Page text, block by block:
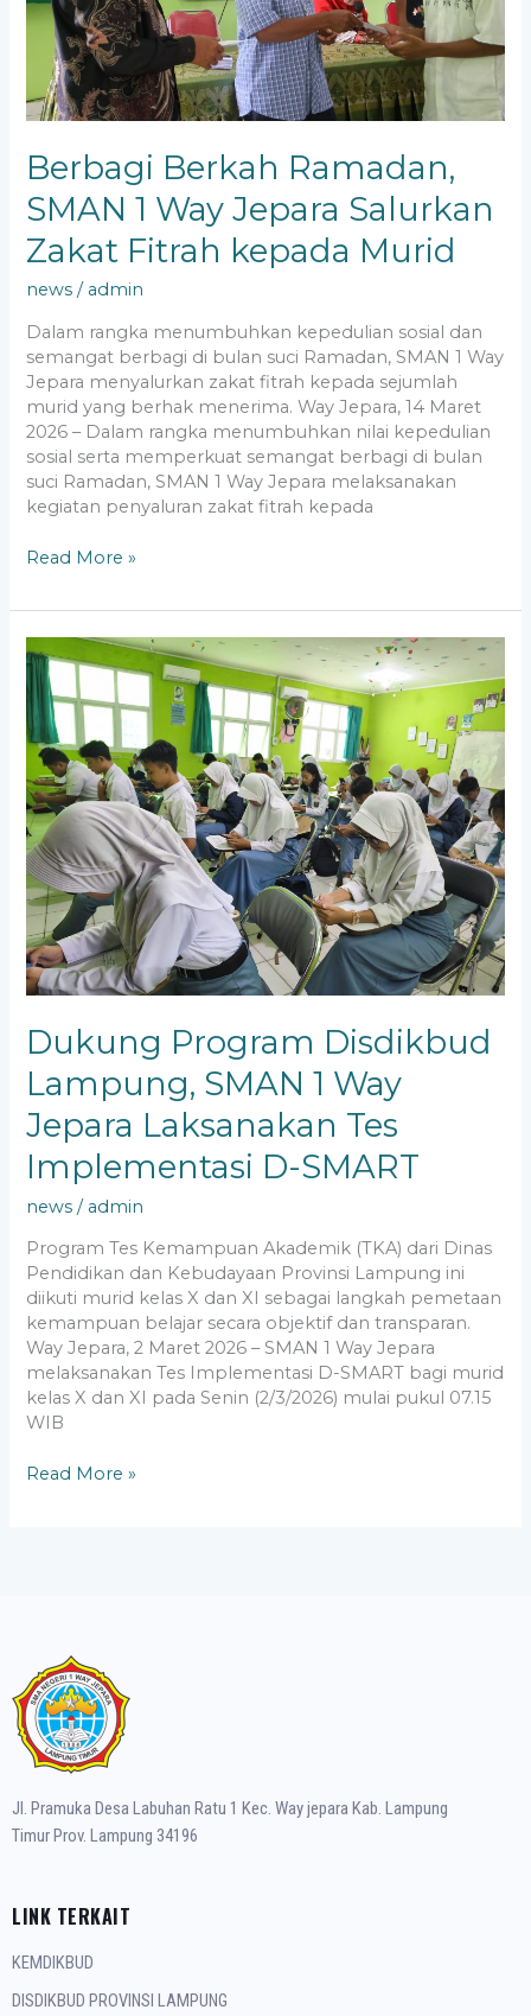
Berbagi Berkah Ramadan,
SMAN 1 Way Jepara Salurkan
Zakat Fitrah kepada Murid
news / admin
Dalam rangka menumbuhkan kepedulian sosial dan
semangat berbagi di bulan suci Ramadan, SMAN 1 Way
Jepara menyalurkan zakat fitrah kepada sejumlah
murid yang berhak menerima. Way Jepara, 14 Maret
2026 – Dalam rangka menumbuhkan nilai kepedulian
sosial serta memperkuat semangat berbagi di bulan
suci Ramadan, SMAN 1 Way Jepara melaksanakan
kegiatan penyaluran zakat fitrah kepada
Zakat
Fitrah
kepada
Murid
Read More »
Dukung Program Disdikbud
Lampung, SMAN 1 Way
Jepara Laksanakan Tes
Implementasi D-SMART
news / admin
Program Tes Kemampuan Akademik (TKA) dari Dinas
Pendidikan dan Kebudayaan Provinsi Lampung ini
diikuti murid kelas X dan XI sebagai langkah pemetaan
kemampuan belajar secara objektif dan transparan.
Way Jepara, 2 Maret 2026 – SMAN 1 Way Jepara
melaksanakan Tes Implementasi D-SMART bagi murid
kelas X dan XI pada Senin (2/3/2026) mulai pukul 07.15
WIB
Dukung
Program
Disdikbud
Lampung,
SMAN
Way
Jepara
Laksanakan
Tes
Implementasi
D-
SMART
Read More »
Jl. Pramuka Desa Labuhan Ratu 1 Kec. Way jepara Kab. Lampung
Timur Prov. Lampung 34196
LINK TERKAIT
KEMDIKBUD
DISDIKBUD PROVINSI LAMPUNG